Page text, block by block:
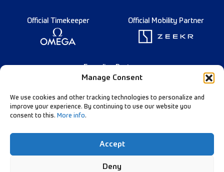
Manage Consent
We use cookies and other tracking technologies to personalize and
improve your experience. By continuing to use our website you
consent to this. More info.
Accept
Deny
Official Timekeeper Official Mobility Partner
Founding Partner
Follow Our Channels:
Data Privacy